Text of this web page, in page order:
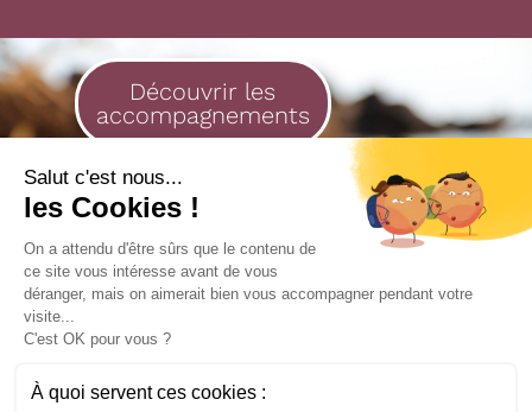
Découvrir les
accompagnements
En finir avec le stress parental
PRENDRE RENDEZ-VOUS MAINTENANT
Salut c'est nous...
les Cookies !
On a attendu d'être sûrs que le contenu de
ce site vous intéresse avant de vous
déranger, mais on aimerait bien vous accompagner pendant votre
visite...
C'est OK pour vous ?
À quoi servent ces cookies :